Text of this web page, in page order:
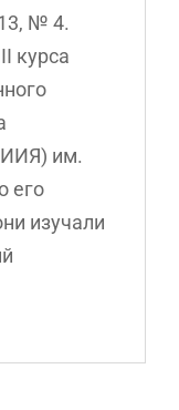
№ 4.
курса
им.
его
изучали